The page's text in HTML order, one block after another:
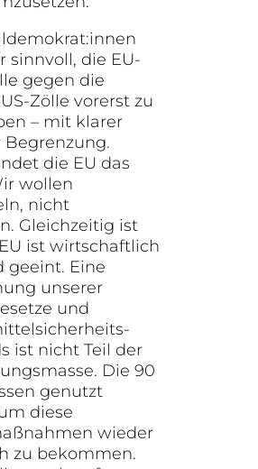
sinnvoll, die EU-
gegen die
Zölle vorerst zu
– mit klarer
die EU das
wollen
nicht
Gleichzeitig ist
ist wirtschaftlich
geeint. Eine
unserer
und
ist nicht Teil der
Die 90
genutzt
diese
wieder
zu bekommen.